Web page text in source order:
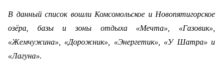
В данный список вошли Комсомольское и Новопятигорское
озёра, базы и зоны отдыха «Мечта», «Газовик»,
«Жемчужина», «Дорожник», «Энергетик», «У Шатра» и
«Лагуна».